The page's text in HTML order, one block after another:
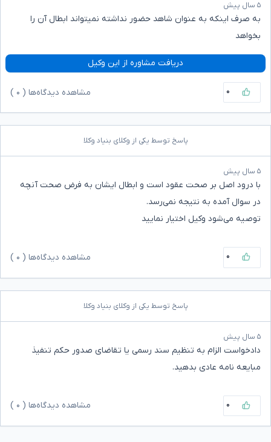
۵ سال پیش
به صرف اینکه به عنوان شاهد حضور نداشته نمیتواند ابطال آن را
بخواهد
دریافت مشاوره از این وکیل
۰ مشاهده دیدگاه‌ها ( ۰
پاسخ توسط یکی از وکلای بنیاد وکلا
۵ سال پیش
با درود اصل‌ بر صحت عقود است و ابطال ایشان به فرض صحت آنچه
در سوال آمده به نتیجه‌ نمی‌رسد.
توصیه می‌شود وکیل اختیار نمایید
۰ مشاهده دیدگاه‌ها ( ۰
پاسخ توسط یکی از وکلای بنیاد وکلا
۵ سال پیش
دادخواست الزام به تنظیم سند رسمی یا تقاضای صدور حکم تنفیذ
مبایعه نامه عادی بدهید.
۰ مشاهده دیدگاه‌ها ( ۰